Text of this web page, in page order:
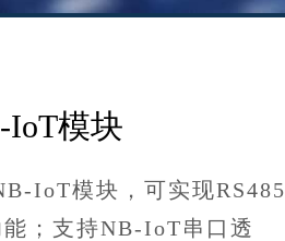
IoT模块
IoT模块，可实现RS485
；支持NB-IoT串口透